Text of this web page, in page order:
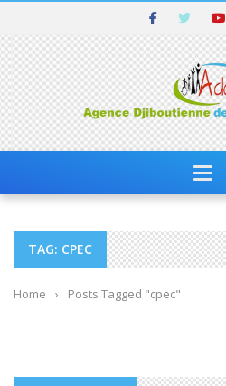
TAG: CPEC
Home › Posts Tagged "cpec"